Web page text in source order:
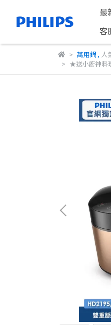
最
客
萬用鍋, 人
★送小廚神料